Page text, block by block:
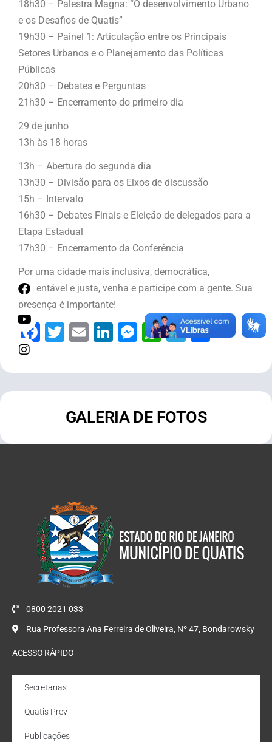
18h30 – Palestra Magna: “O desenvolvimento Urbano
e os Desafios de Quatis”
19h30 – Painel 1: Articulação entre os Principais
Setores Urbanos e o Planejamento das Políticas
Públicas
20h30 – Debates e Perguntas
21h30 – Encerramento do primeiro dia
29 de junho
13h às 18 horas
13h – Abertura do segunda dia
13h30 – Divisão para os Eixos de discussão
15h – Intervalo
16h30 – Debates Finais e Eleição de delegados para a
Etapa Estadual
17h30 – Encerramento da Conferência
Por uma cidade mais inclusiva, democrática,
sustentável e justa, venha e participe com a gente. Sua
presença é importante!
Facebook
Twitter
EmailLinkedIn
Messenger
WhatsApp
Telegram
Share
GALERIA DE FOTOS
0800 2021 033
Rua Professora Ana Ferreira de Oliveira, Nº 47, Bondarowsky
ACESSO RÁPIDO
Secretarias
Quatis Prev
Publicações